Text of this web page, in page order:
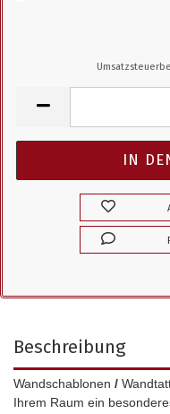
Beschreibung
Wandschablonen /
Ihrem Raum ein